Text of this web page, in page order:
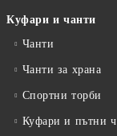
Куфари и чанти
Чанти
Чанти за храна
Спортни торби
Куфари и пътни